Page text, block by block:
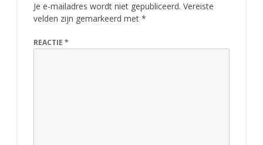
Je e-mailadres wordt niet gepubliceerd. Vereiste
velden zijn gemarkeerd met *
REACTIE *